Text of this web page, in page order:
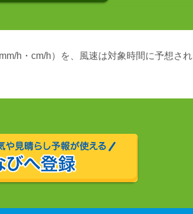
h・cm/h）を、風速は対象時間に予想され